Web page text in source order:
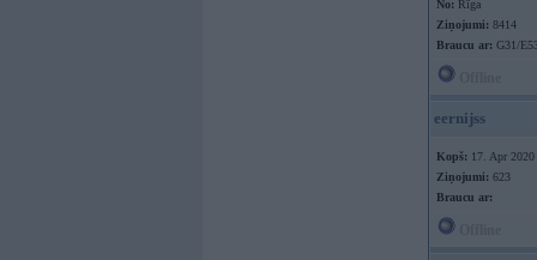
No: Rīga
Ziņojumi: 8414
Braucu ar: G31/
eernijss
Kopš: 17. Apr 2020
Ziņojumi: 623
Braucu ar: